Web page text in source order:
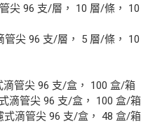
尖 96 ⽀/層， 10 層/條， 10
管尖 96 ⽀/層， 5 層/條， 10
滴管尖 96 ⽀/盒， 100 盒/箱
滴管尖 96 ⽀/盒， 100 盒/箱
式滴管尖 96 ⽀/盒， 48 盒/箱